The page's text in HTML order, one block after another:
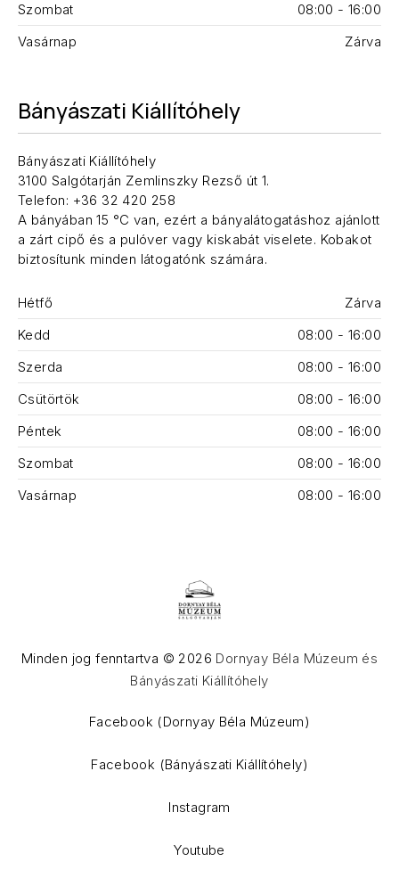
Szombat
08:00 - 16:00
Vasárnap
Zárva
Bányászati Kiállítóhely
Bányászati Kiállítóhely
3100 Salgótarján Zemlinszky Rezső út 1.
Telefon: +36 32 420 258
A bányában 15 °C van, ezért a bányalátogatáshoz ajánlott
a zárt cipő és a pulóver vagy kiskabát viselete. Kobakot
biztosítunk minden látogatónk számára.
Hétfő
Zárva
Kedd
08:00 - 16:00
Szerda
08:00 - 16:00
Csütörtök
08:00 - 16:00
Péntek
08:00 - 16:00
Szombat
08:00 - 16:00
Vasárnap
08:00 - 16:00
Minden jog fenntartva © 2026 Dornyay Béla Múzeum és
Bányászati Kiállítóhely
Facebook (Dornyay Béla Múzeum)
Facebook (Bányászati Kiállítóhely)
Instagram
Youtube